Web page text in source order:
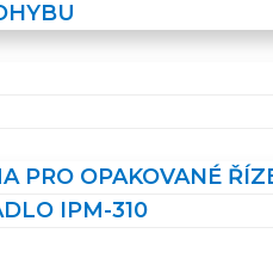
PRO OPAKOVANÉ
IPM-310